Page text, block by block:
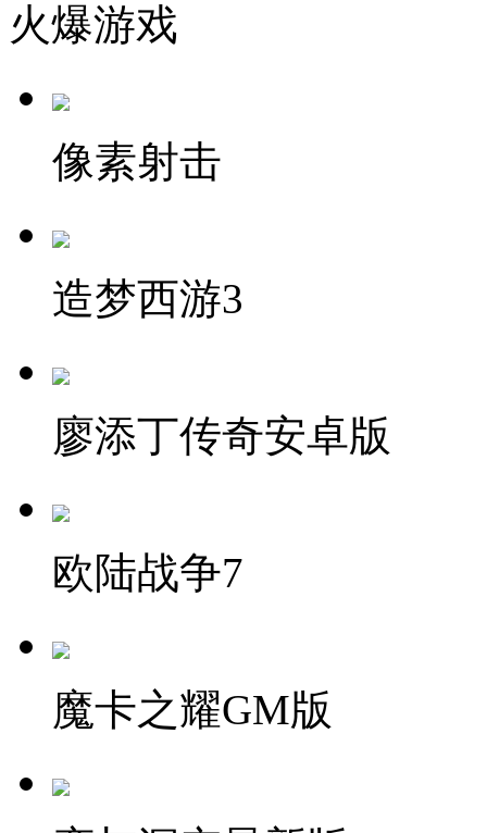
火爆游戏
像素射击
造梦西游3
廖添丁传奇安卓版
欧陆战争7
魔卡之耀GM版